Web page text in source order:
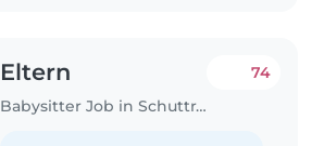
Eltern
Babysitter Job in Schuttrange
74